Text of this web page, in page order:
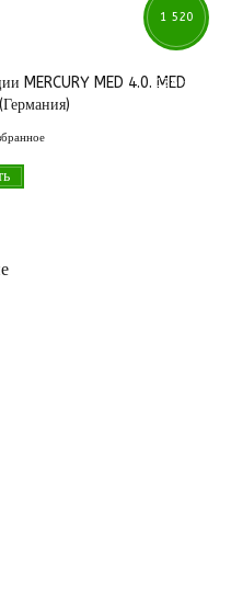
MERCURY MED 4.0. MED
1 520
136грн